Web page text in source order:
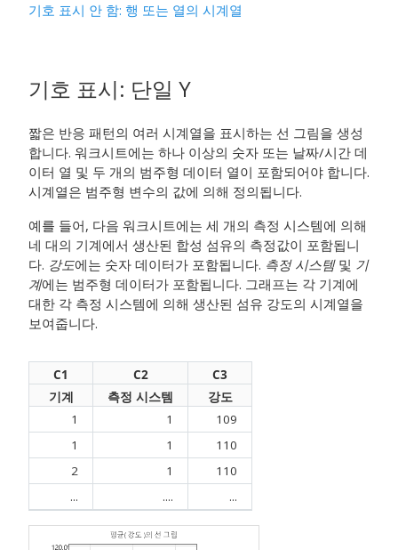
기호 표시 안 함: 행 또는 열의 시계열
기호 표시: 단일 Y
짧은 반응 패턴의 여러 시계열을 표시하는 선 그림을 생성
합니다. 워크시트에는 하나 이상의 숫자 또는 날짜/시간 데
이터 열 및 두 개의 범주형 데이터 열이 포함되어야 합니다.
시계열은 범주형 변수의 값에 의해 정의됩니다.
예를 들어, 다음 워크시트에는 세 개의 측정 시스템에 의해
네 대의 기계에서 생산된 합성 섬유의 측정값이 포함됩니
다. 강도에는 숫자 데이터가 포함됩니다. 측정 시스템및 기
계에는 범주형 데이터가 포함됩니다. 그래프는 각 기계에
대한 각 측정 시스템에 의해 생산된 섬유 강도의 시계열을
보여줍니다.
C1 C2
C3
기계
측정 시스템
강도
1
1
109
1
1
110
2
1
110
...
.... ...